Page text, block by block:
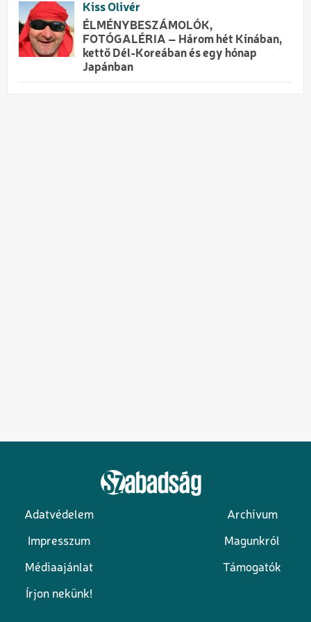
Kiss Olivér
ÉLMÉNYBESZÁMOLÓK,
FOTÓGALÉRIA – Három hét Kínában,
kettő Dél-Koreában és egy hónap
Japánban
Lábléc
Adatvédelem Archívum
Impresszum Magunkról
Médiaajánlat Támogatók
Írjon nekünk!